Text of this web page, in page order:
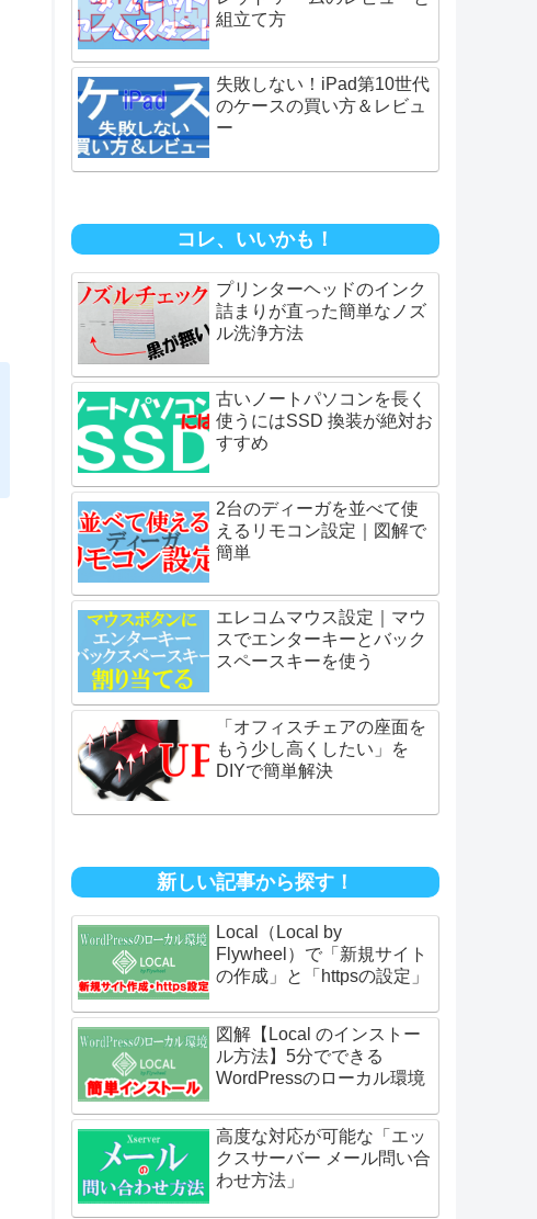
組立て方
失敗しない！iPad第10世代
のケースの買い方＆レビュ
ー
コレ、いいかも！
プリンターヘッドのインク
詰まりが直った簡単なノズ
ル洗浄方法
古いノートパソコンを長く
使うにはSSD 換装が絶対お
すすめ
2台のディーガを並べて使
えるリモコン設定｜図解で
簡単
エレコムマウス設定｜マウ
スでエンターキーとバック
スペースキーを使う
「オフィスチェアの座面を
もう少し高くしたい」を
DIYで簡単解決
新しい記事から探す！
Local（Local by
Flywheel）で「新規サイト
の作成」と「httpsの設定」
図解【Local のインストー
ル方法】5分でできる
WordPressのローカル環境
高度な対応が可能な「エッ
クスサーバー メール問い合
わせ方法」